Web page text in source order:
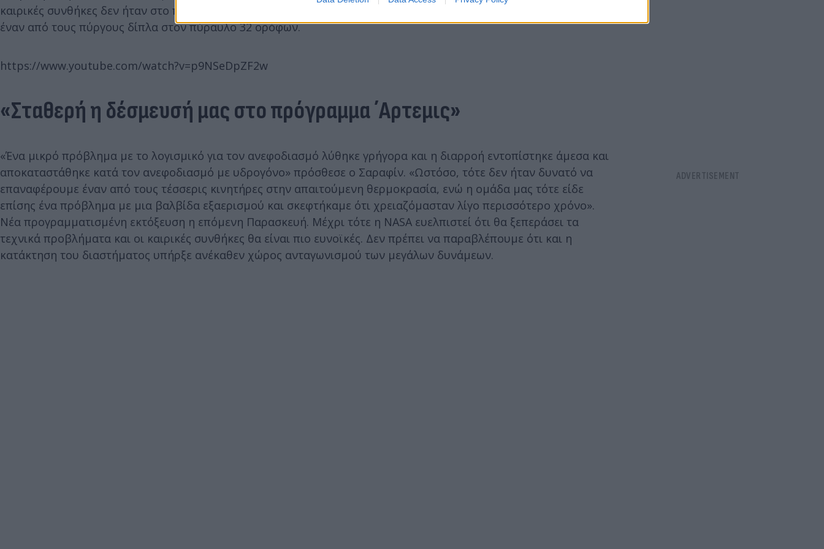
καιρικές συνθήκες δεν ήταν στο πλευρό των συντελεστών του ιστορικού εγχειρήματος. Ένας κεραυνός χτύπησε
έναν από τους πύργους δίπλα στον πύραυλο 32 ορόφων.
https://www.youtube.com/watch?v=p9NSeDpZF2w
«Σταθερή η δέσμευσή μας στο πρόγραμμα ΄Αρτεμις»
«Ένα μικρό πρόβλημα με το λογισμικό για τον ανεφοδιασμό λύθηκε γρήγορα και η διαρροή εντοπίστηκε άμεσα και
αποκαταστάθηκε κατά τον ανεφοδιασμό με υδρογόνο» πρόσθεσε ο Σαραφίν. «Ωστόσο, τότε δεν ήταν δυνατό να
επαναφέρουμε έναν από τους τέσσερις κινητήρες στην απαιτούμενη θερμοκρασία, ενώ η ομάδα μας τότε είδε
επίσης ένα πρόβλημα με μια βαλβίδα εξαερισμού και σκεφτήκαμε ότι χρειαζόμασταν λίγο περισσότερο χρόνο».
Νέα προγραμματισμένη εκτόξευση η επόμενη Παρασκευή. Μέχρι τότε η NASA ευελπιστεί ότι θα ξεπεράσει τα
τεχνικά προβλήματα και οι καιρικές συνθήκες θα είναι πιο ευνοϊκές. Δεν πρέπει να παραβλέπουμε ότι και η
κατάκτηση του διαστήματος υπήρξε ανέκαθεν χώρος ανταγωνισμού των μεγάλων δυνάμεων.